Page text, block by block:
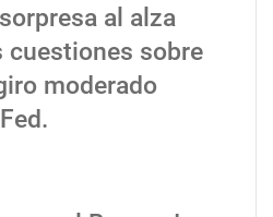
al alza
cuestiones sobre
moderado